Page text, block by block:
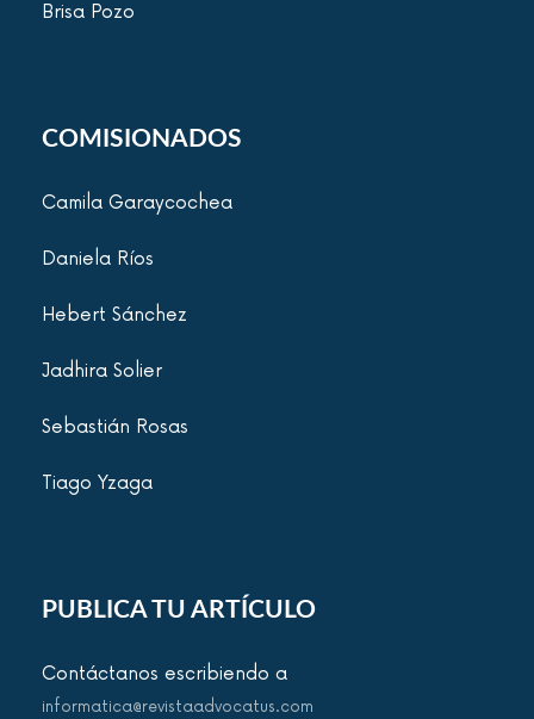
Brisa Pozo
COMISIONADOS
Camila Garaycochea
Daniela Ríos
Hebert Sánchez
Jadhira Solier
Sebastián Rosas
Tiago Yzaga
PUBLICA TU ARTÍCULO
Contáctanos escribiendo a
informatica@revistaadvocatus.com